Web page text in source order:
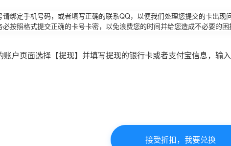
请绑定手机号码，或者填写正确的联系QQ，以便我们处理您提交的卡出现
必按照格式提交正确的卡号卡密，以免浪费您的时间并给您造成不必要的困
账户页面选择【提现】并填写提现的银行卡或者支付宝信息，输
接受折扣，我要兑换